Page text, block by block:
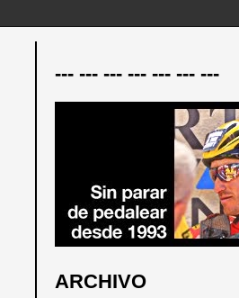
--- --- --- --- --- --- ---
ARCHIVO